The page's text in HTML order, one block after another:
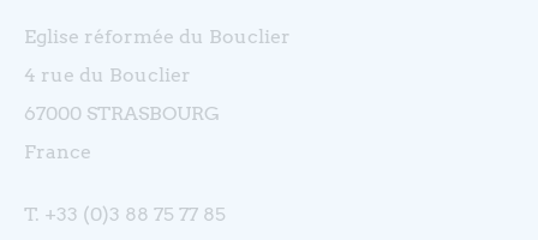
Eglise réformée du Bouclier
4 rue du Bouclier
67000 STRASBOURG
France
T. +33 (0)3 88 75 77 85